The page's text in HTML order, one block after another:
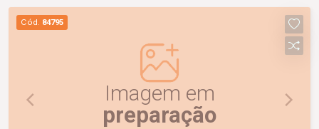
Cód. 84795
Imagem em
preparação